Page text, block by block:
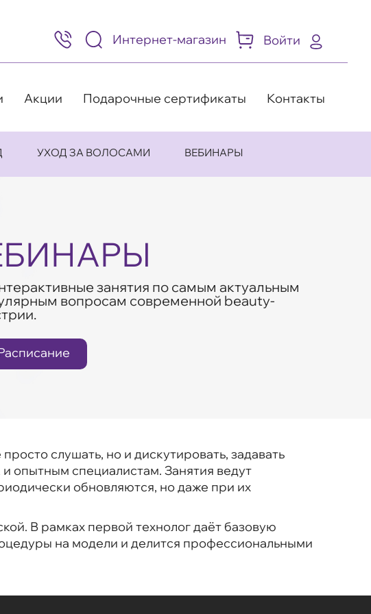
8
(495)
505-
98
Интернет-магазин Войти
Акции Подарочные сертификаты Контакты
УХОД ЗА ВОЛОСАМИ ВЕБИНАРЫ
занятия по самым актуальным
вопросам современной beauty-
слушать, но и дискутировать, задавать
опытным специалистам. Занятия ведут
обновляются, но даже при их
В рамках первой технолог даёт базовую
на модели и делится профессиональными